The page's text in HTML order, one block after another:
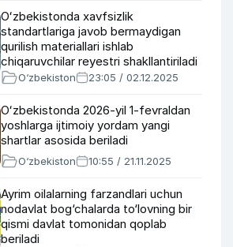
Oʻzbekistonda xavfsizlik
standartlariga javob bermaydigan
qurilish materiallari ishlab
chiqaruvchilar reyestri shakllantiriladi
O‘zbekiston 23:05 / 02.12.2025
Oʻzbekistonda 2026-yil 1-fevraldan
yoshlarga ijtimoiy yordam yangi
shartlar asosida beriladi
O‘zbekiston 10:55 / 21.11.2025
Ayrim oilalarning farzandlari uchun
nodavlat bog‘chalarda to‘lovning bir
qismi davlat tomonidan qoplab
beriladi